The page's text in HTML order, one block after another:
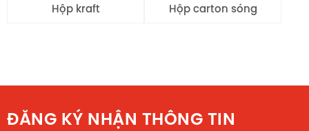
Hộp kraft Hộp carton sóng
ĐĂNG KÝ NHẬN THÔNG TIN